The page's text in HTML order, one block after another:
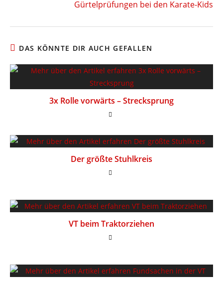
Gürtelprüfungen bei den Karate-Kids
DAS KÖNNTE DIR AUCH GEFALLEN
3x Rolle vorwärts – Strecksprung
Der größte Stuhlkreis
VT beim Traktorziehen